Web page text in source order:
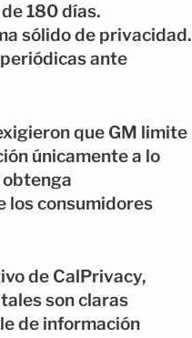
180 días.
sólido de privacidad.
ante
que GM limite
únicamente a lo
los consumidores
de CalPrivacy,
son claras
de información